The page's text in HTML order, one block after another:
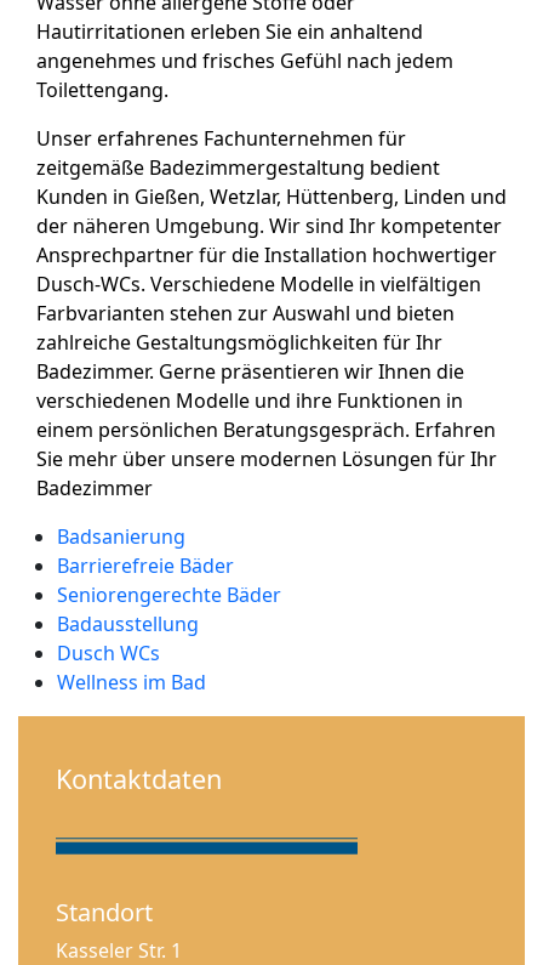
Hautirritationen erleben Sie ein anhaltend
angenehmes und frisches Gefühl nach jedem
Toilettengang.
Unser erfahrenes Fachunternehmen für
zeitgemäße Badezimmergestaltung bedient
Kunden in Gießen, Wetzlar, Hüttenberg, Linden und
der näheren Umgebung. Wir sind Ihr kompetenter
Ansprechpartner für die Installation hochwertiger
Dusch-WCs. Verschiedene Modelle in vielfältigen
Farbvarianten stehen zur Auswahl und bieten
zahlreiche Gestaltungsmöglichkeiten für Ihr
Badezimmer. Gerne präsentieren wir Ihnen die
verschiedenen Modelle und ihre Funktionen in
einem persönlichen Beratungsgespräch. Erfahren
Sie mehr über unsere modernen Lösungen für Ihr
Badezimmer
Badsanierung
Barrierefreie Bäder
Seniorengerechte Bäder
Badausstellung
Dusch WCs
Wellness im Bad
Kontaktdaten
Standort
Kasseler Str. 1